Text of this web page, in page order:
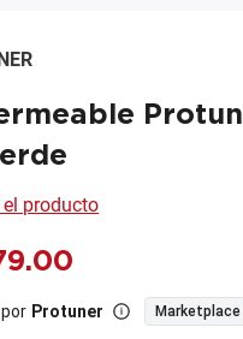
producto
.00
Protuner Marketplace